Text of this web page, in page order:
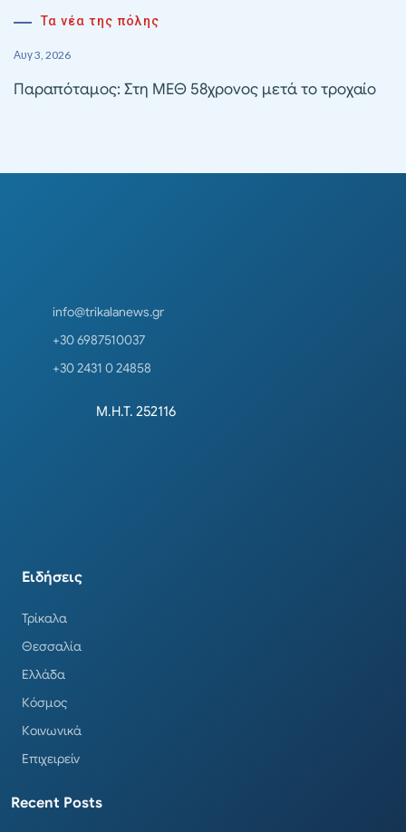
Τα νέα της πόλης
Αυγ 3, 2026
Παραπόταμος: Στη ΜΕΘ 58χρονος μετά το τροχαίο
info@trikalanews.gr
+30 6987510037
+30 2431 0 24858
Μ.Η.Τ. 252116
Ειδήσεις
Τρίκαλα
Θεσσαλία
Ελλάδα
Κόσμος
Κοινωνικά
Επιχειρείν
Recent Posts